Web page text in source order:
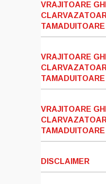
VRAJITOARE
VRAJITOARE
VRAJITOARE
DISCLAIMER